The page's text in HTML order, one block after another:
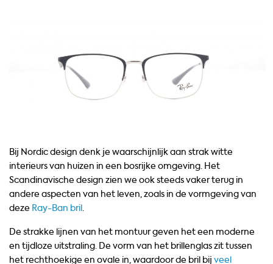
Bij Nordic design denk je waarschijnlijk aan strak witte
interieurs van huizen in een bosrijke omgeving. Het
Scandinavische design zien we ook steeds vaker terug in
andere aspecten van het leven, zoals in de vormgeving van
deze Ray-Ban bril.
De strakke lijnen van het montuur geven het een moderne
en tijdloze uitstraling. De vorm van het brillenglas zit tussen
het rechthoekige en ovale in, waardoor de bril bij veel